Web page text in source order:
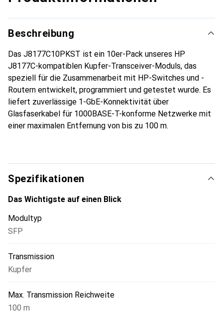
Beschreibung
Das J8177C10PKST ist ein 10er-Pack unseres HP
J8177C-kompatiblen Kupfer-Transceiver-Moduls, das
speziell für die Zusammenarbeit mit HP-Switches und -
Routern entwickelt, programmiert und getestet wurde. Es
liefert zuverlässige 1-GbE-Konnektivität über
Glasfaserkabel für 1000BASE-T-konforme Netzwerke mit
einer maximalen Entfernung von bis zu 100 m.
Spezifikationen
Das Wichtigste auf einen Blick
Modultyp
SFP
Transmission
Kupfer
Max. Transmission Reichweite
100 m